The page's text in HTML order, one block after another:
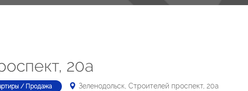
20а
/ Продажа Зеленодольск, Строителей проспект, 20а